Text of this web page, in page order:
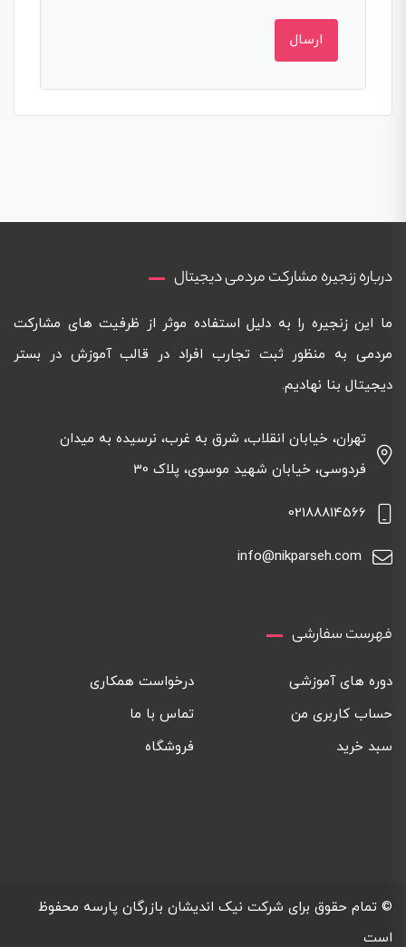
درباره زنجیره مشارکت مردمی دیجیتال
ما این زنجیره را به دلیل استفاده موثر از ظرفیت های مشارکت
مردمی به منظور ثبت تجارب افراد در قالب آموزش در بستر
دیجیتال بنا نهادیم.
تهران، خیابان انقلاب، شرق به غرب، نرسیده به میدان
فردوسی، خیابان شهید موسوی، پلاک 30
02188814566
info@nikparseh.com
فهرست سفارشی
دوره های آموزشی
درخواست همکاری
حساب کاربری من
تماس با ما
سبد خرید
فروشگاه
© تمام حقوق برای شرکت نیک اندیشان بازرگان پارسه محفوظ
است